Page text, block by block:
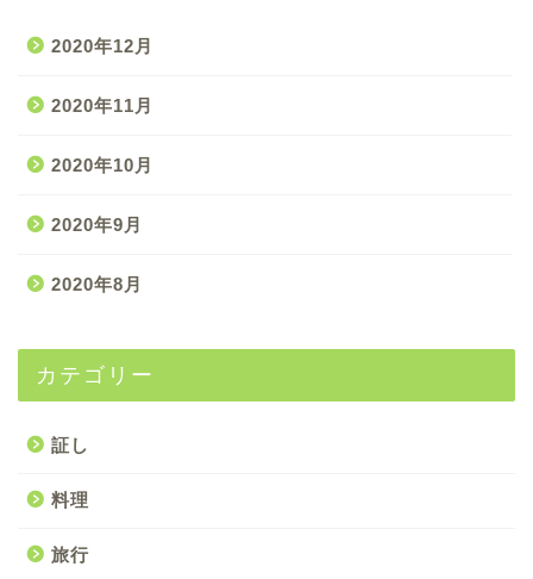
2020年12月
2020年11月
2020年10月
2020年9月
2020年8月
カテゴリー
証し
料理
旅行